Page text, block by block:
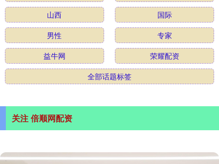
山西
国际
男性
专家
益牛网
荣耀配资
全部话题标签
关注 倍顺网配资